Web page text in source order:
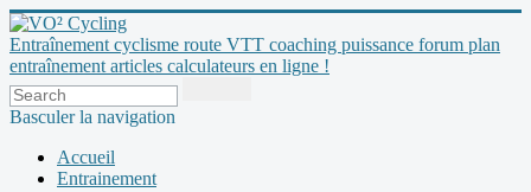
Entraînement cyclisme route VTT coaching puissance forum plan
entraînement articles calculateurs en ligne !
Basculer la navigation
Accueil
Entrainement